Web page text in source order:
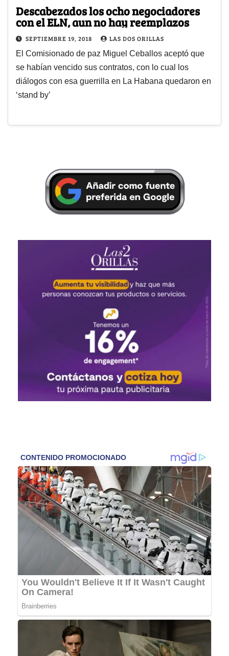
Descabezados los ocho negociadores
con el ELN, aun no hay reemplazos
SEPTIEMBRE 19, 2018 LAS DOS ORILLAS
El Comisionado de paz Miguel Ceballos aceptó que
se habían vencido sus contratos, con lo cual los
diálogos con esa guerrilla en La Habana quedaron en
‘stand by’